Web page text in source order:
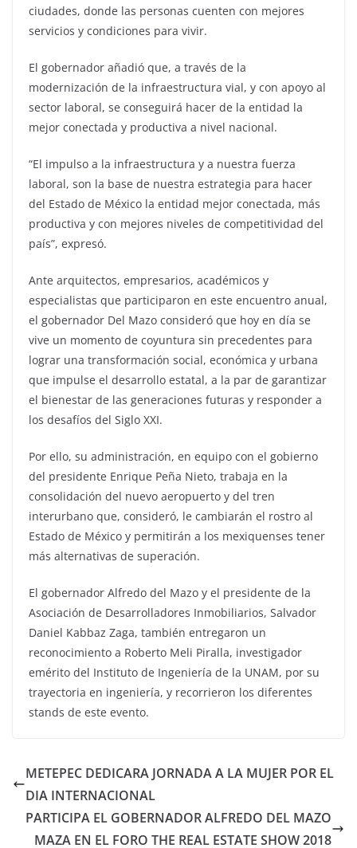
ciudades, donde las personas cuenten con mejores
servicios y condiciones para vivir.
El gobernador añadió que, a través de la
modernización de la infraestructura vial, y con apoyo al
sector laboral, se conseguirá hacer de la entidad la
mejor conectada y productiva a nivel nacional.
“El impulso a la infraestructura y a nuestra fuerza
laboral, son la base de nuestra estrategia para hacer
del Estado de México la entidad mejor conectada, más
productiva y con mejores niveles de competitividad del
país”, expresó.
Ante arquitectos, empresarios, académicos y
especialistas que participaron en este encuentro anual,
el gobernador Del Mazo consideró que hoy en día se
vive un momento de coyuntura sin precedentes para
lograr una transformación social, económica y urbana
que impulse el desarrollo estatal, a la par de garantizar
el bienestar de las generaciones futuras y responder a
los desafíos del Siglo XXI.
Por ello, su administración, en equipo con el gobierno
del presidente Enrique Peña Nieto, trabaja en la
consolidación del nuevo aeropuerto y del tren
interurbano que, consideró, le cambiarán el rostro al
Estado de México y permitirán a los mexiquenses tener
más alternativas de superación.
El gobernador Alfredo del Mazo y el presidente de la
Asociación de Desarrolladores Inmobiliarios, Salvador
Daniel Kabbaz Zaga, también entregaron un
reconocimiento a Roberto Meli Piralla, investigador
emérito del Instituto de Ingeniería de la UNAM, por su
trayectoria en ingeniería, y recorrieron los diferentes
stands de este evento.
METEPEC DEDICARA JORNADA A LA MUJER POR EL
DIA INTERNACIONAL
PARTICIPA EL GOBERNADOR ALFREDO DEL MAZO
MAZA EN EL FORO THE REAL ESTATE SHOW 2018